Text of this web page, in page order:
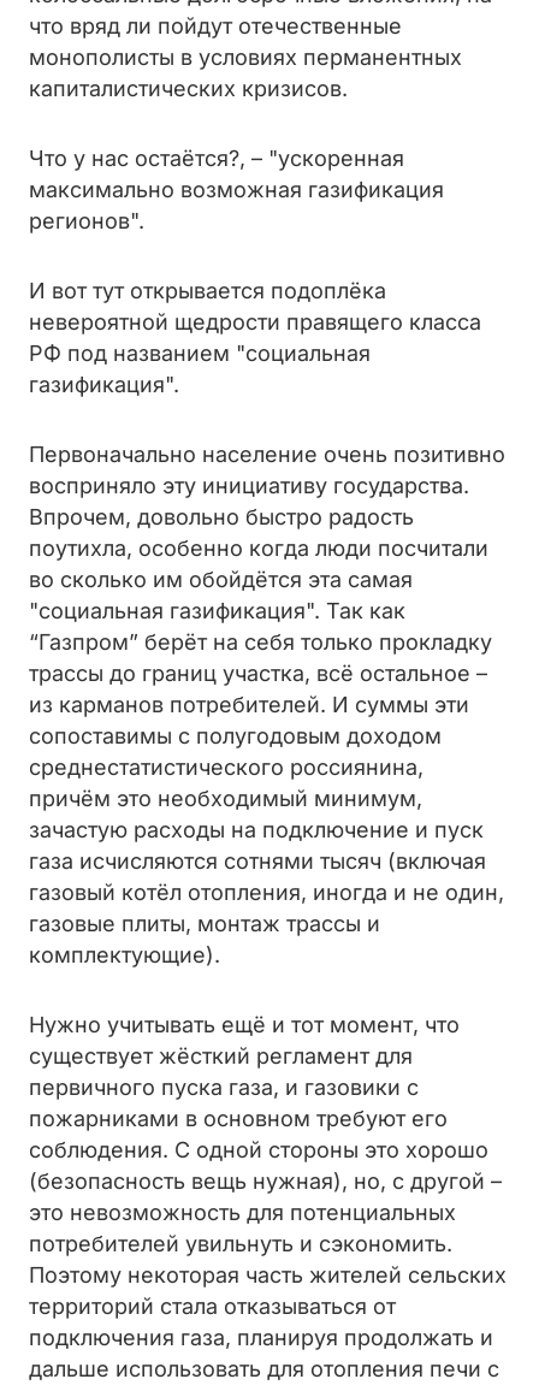
что вряд ли пойдут отечественные
монополисты в условиях перманентных
капиталистических кризисов.
Что у нас остаётся?, – "ускоренная
максимально возможная газификация
регионов".
И вот тут открывается подоплёка
невероятной щедрости правящего класса
РФ под названием "социальная
газификация".
Первоначально население очень позитивно
восприняло эту инициативу государства.
Впрочем, довольно быстро радость
поутихла, особенно когда люди посчитали
во сколько им обойдётся эта самая
"социальная газификация". Так как
“Газпром” берёт на себя только прокладку
трассы до границ участка, всё остальное –
из карманов потребителей. И суммы эти
сопоставимы с полугодовым доходом
среднестатистического россиянина,
причём это необходимый минимум,
зачастую расходы на подключение и пуск
газа исчисляются сотнями тысяч (включая
газовый котёл отопления, иногда и не один,
газовые плиты, монтаж трассы и
комплектующие).
Нужно учитывать ещё и тот момент, что
существует жёсткий регламент для
первичного пуска газа, и газовики с
пожарниками в основном требуют его
соблюдения. С одной стороны это хорошо
(безопасность вещь нужная), но, с другой –
это невозможность для потенциальных
потребителей увильнуть и сэкономить.
Поэтому некоторая часть жителей сельских
территорий стала отказываться от
подключения газа, планируя продолжать и
дальше использовать для отопления печи с